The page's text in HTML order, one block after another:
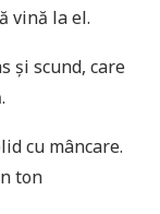
vină la el.
și scund, care
cu mâncare.
ton